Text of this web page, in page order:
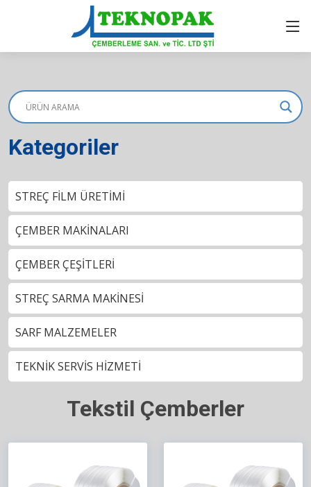
Kategoriler
STREÇ FİLM ÜRETİMİ
ÇEMBER MAKİNALARI
ÇEMBER ÇEŞİTLERİ
STREÇ SARMA MAKİNESİ
SARF MALZEMELER
TEKNİK SERVİS HİZMETİ
Tekstil Çemberler